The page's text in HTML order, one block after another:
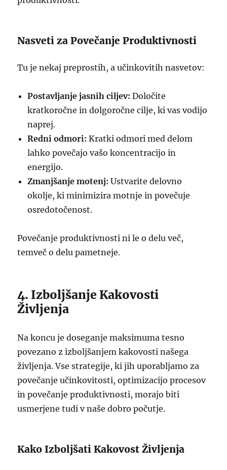
Nasveti za Povečanje Produktivnosti
Tu je nekaj preprostih, a učinkovitih nasvetov:
Postavljanje jasnih ciljev: Določite
kratkoročne in dolgoročne cilje, ki vas vodijo
naprej.
Redni odmori: Kratki odmori med delom
lahko povečajo vašo koncentracijo in
energijo.
Zmanjšanje motenj: Ustvarite delovno
okolje, ki minimizira motnje in povečuje
osredotočenost.
Povečanje produktivnosti ni le o delu več,
temveč o delu pametneje.
4. Izboljšanje Kakovosti
Življenja
Na koncu je doseganje maksimuma tesno
povezano z izboljšanjem kakovosti našega
življenja. Vse strategije, ki jih uporabljamo za
povečanje učinkovitosti, optimizacijo procesov
in povečanje produktivnosti, morajo biti
usmerjene tudi v naše dobro počutje.
Kako Izboljšati Kakovost Življenja